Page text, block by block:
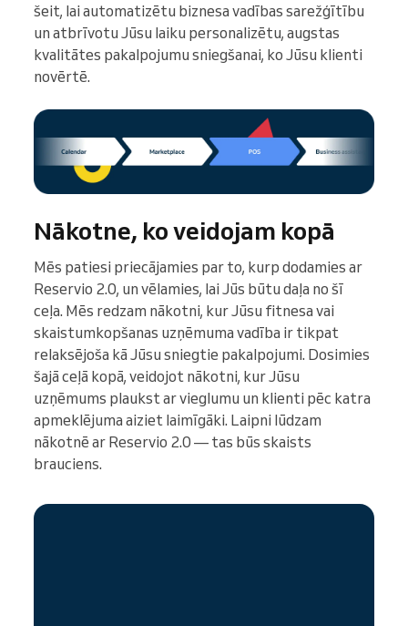
šeit, lai automatizētu biznesa vadības sarežģītību
un atbrīvotu Jūsu laiku personalizētu, augstas
kvalitātes pakalpojumu sniegšanai, ko Jūsu klienti
novērtē.
Nākotne, ko veidojam kopā
Mēs patiesi priecājamies par to, kurp dodamies ar
Reservio 2.0, un vēlamies, lai Jūs būtu daļa no šī
ceļa. Mēs redzam nākotni, kur Jūsu fitnesa vai
skaistumkopšanas uzņēmuma vadība ir tikpat
relaksējoša kā Jūsu sniegtie pakalpojumi. Dosimies
šajā ceļā kopā, veidojot nākotni, kur Jūsu
uzņēmums plaukst ar vieglumu un klienti pēc katra
apmeklējuma aiziet laimīgāki. Laipni lūdzam
nākotnē ar Reservio 2.0 — tas būs skaists
brauciens.